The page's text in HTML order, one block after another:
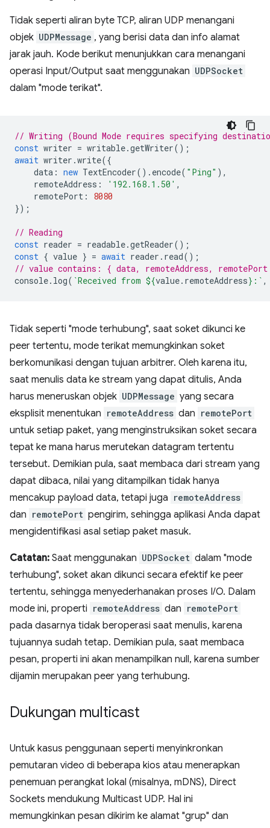
Tidak seperti aliran byte TCP, aliran UDP menangani
objek UDPMessage , yang berisi data dan info alamat
jarak jauh. Kode berikut menunjukkan cara menangani
operasi Input/Output saat menggunakan UDPSocket
dalam "mode terikat".
// Writing (Bound Mode requires specifying
const writer = writable.getWriter();
await writer .write({
data : new TextEncoder(). encode( "Ping" ),
remoteAddress : '192.168.1.50' ,
remotePort :
8080
});
// Reading
const reader = readable.getReader();
const { value } = await reader . read();
// value contains: { data, remoteAddress,
console. log( `Received from ${value. remoteAddress} :` ,
Tidak seperti "mode terhubung", saat soket dikunci ke
peer tertentu, mode terikat memungkinkan soket
berkomunikasi dengan tujuan arbitrer. Oleh karena itu,
saat menulis data ke stream yang dapat ditulis, Anda
harus meneruskan objek UDPMessage yang secara
eksplisit menentukan remoteAddress dan remotePort
untuk setiap paket, yang menginstruksikan soket secara
tepat ke mana harus merutekan datagram tertentu
tersebut. Demikian pula, saat membaca dari stream yang
dapat dibaca, nilai yang ditampilkan tidak hanya
mencakup payload data, tetapi juga remoteAddress
dan remotePort pengirim, sehingga aplikasi Anda dapat
mengidentifikasi asal setiap paket masuk.
Catatan: Saat menggunakan UDPSocket dalam "mode
terhubung", soket akan dikunci secara efektif ke peer
tertentu, sehingga menyederhanakan proses I/O. Dalam
mode ini, properti remoteAddress dan remotePort
pada dasarnya tidak beroperasi saat menulis, karena
tujuannya sudah tetap. Demikian pula, saat membaca
pesan, properti ini akan menampilkan null, karena sumber
dijamin merupakan peer yang terhubung.
Dukungan multicast
Untuk kasus penggunaan seperti menyinkronkan
pemutaran video di beberapa kios atau menerapkan
penemuan perangkat lokal (misalnya, mDNS), Direct
Sockets mendukung Multicast UDP. Hal ini
memungkinkan pesan dikirim ke alamat "grup" dan